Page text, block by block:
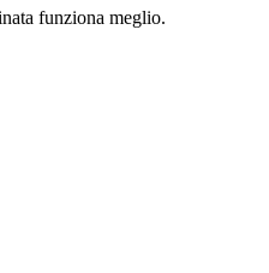
funziona meglio.